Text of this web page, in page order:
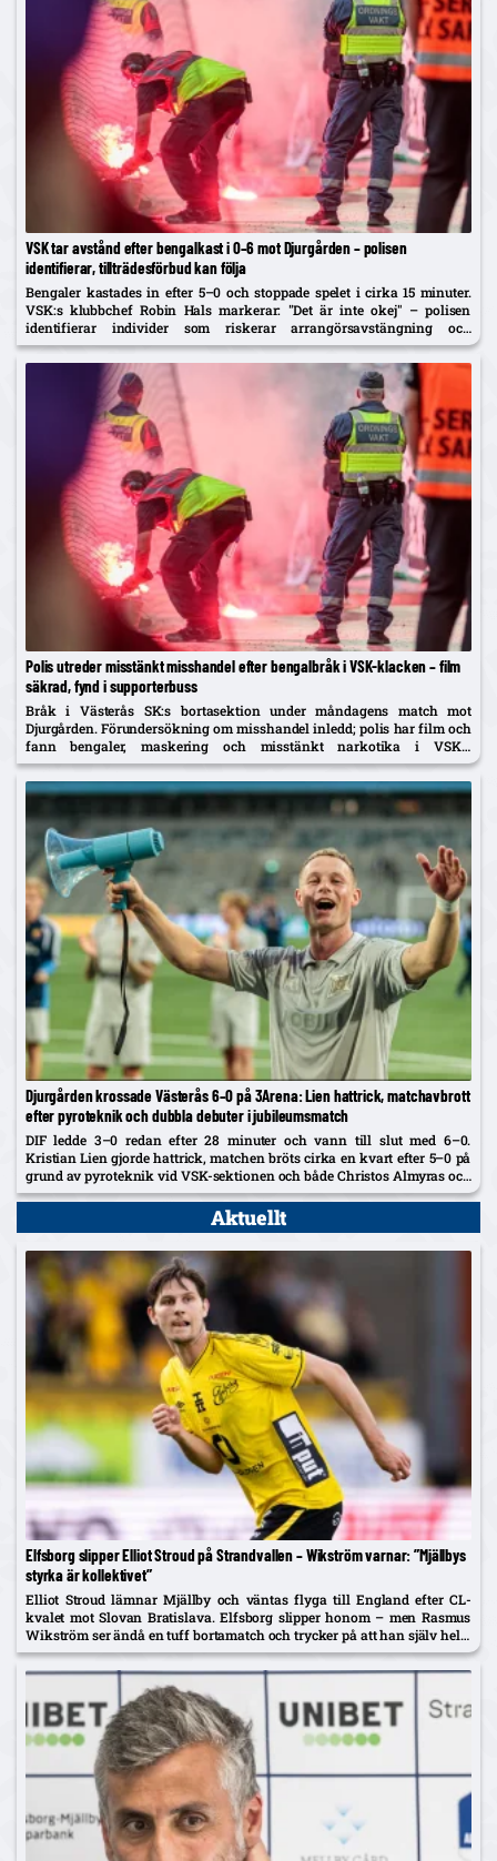
VSK tar avstånd efter bengalkast i 0–6 mot Djurgården – polisen
identifierar, tillträdesförbud kan följa
Bengaler kastades in efter 5–0 och stoppade spelet i cirka 15 minuter.
VSK:s klubbchef Robin Hals markerar: "Det är inte okej" – polisen
identifierar individer som riskerar arrangörsavstängning och
tillträdesförbud.
Polis utreder misstänkt misshandel efter bengalbråk i VSK-klacken – film
säkrad, fynd i supporterbuss
Bråk i Västerås SK:s bortasektion under måndagens match mot
Djurgården. Förundersökning om misshandel inledd; polis har film och
fann bengaler, maskering och misstänkt narkotika i VSK:s
supporterbuss – klubben tar avstånd.
Djurgården krossade Västerås 6–0 på 3Arena: Lien hattrick, matchavbrott
efter pyroteknik och dubbla debuter i jubileumsmatch
DIF ledde 3–0 redan efter 28 minuter och vann till slut med 6–0.
Kristian Lien gjorde hattrick, matchen bröts cirka en kvart efter 5–0 på
grund av pyroteknik vid VSK-sektionen och både Christos Almyras och
16-årige Alexander Johansson fick göra...
Aktuellt
Elfsborg slipper Elliot Stroud på Strandvallen – Wikström varnar: ”Mjällbys
styrka är kollektivet”
Elliot Stroud lämnar Mjällby och väntas flyga till England efter CL-
kvalet mot Slovan Bratislava. Elfsborg slipper honom – men Rasmus
Wikström ser ändå en tuff bortamatch och trycker på att han själv helst
spelar mittback.